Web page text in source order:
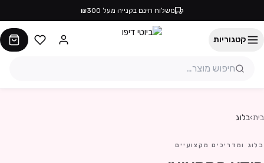
משלוח חינם בקנייה מעל ₪300
קטגוריות
בית›בלוג
בלוג ומדריכים מקצועיים